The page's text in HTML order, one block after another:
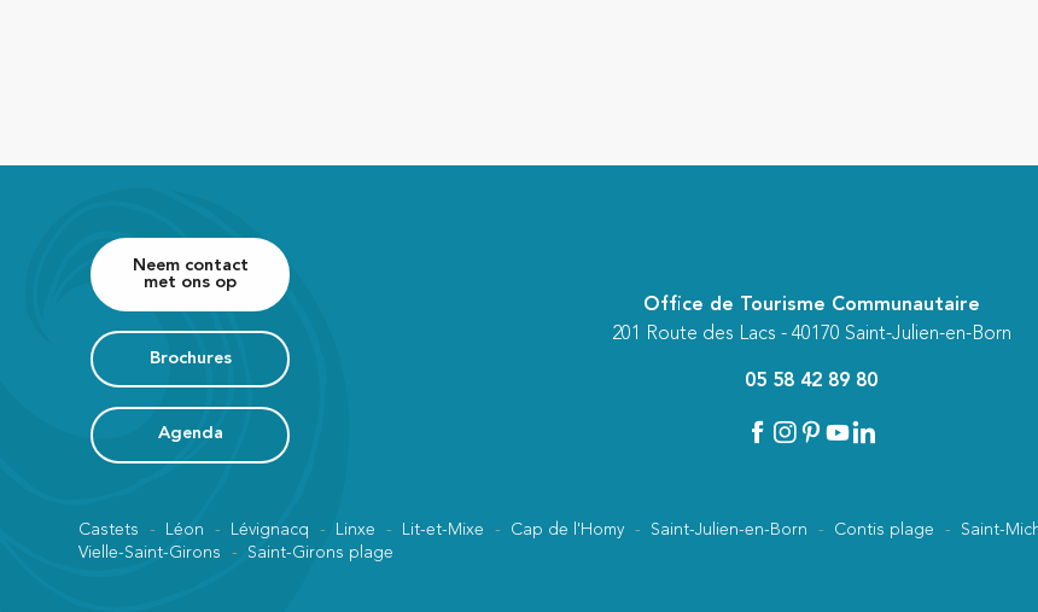
Neem contact
met ons op
Brochures
Agenda
Office de Tourisme Communautaire
201 Route des Lacs - 40170 Saint-Julien-en-Born
05 58 42 89 80
Castets Léon Lévignacq Linxe Lit-et-Mixe Cap de l'Homy Saint-Julien-en-Born Contis plage Saint-
Vielle-Saint-Girons
Saint-Girons plage